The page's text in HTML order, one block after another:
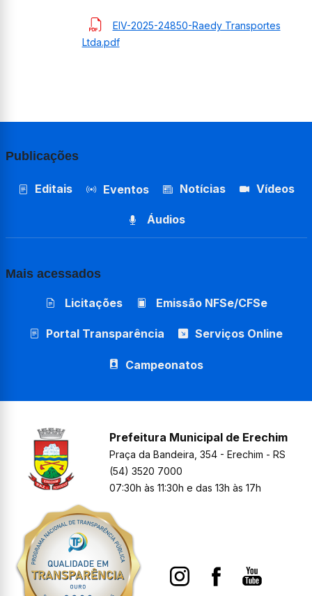
EIV-2025-24850-Raedy Transportes
Ltda.pdf
Publicações
Editais Eventos Notícias Vídeos
Áudios
Mais acessados
Licitações Emissão NFSe/CFSe
Portal Transparência Serviços Online
Campeonatos
Prefeitura Municipal de Erechim
Praça da Bandeira, 354 - Erechim - RS
(54) 3520 7000
07:30h às 11:30h e das 13h às 17h